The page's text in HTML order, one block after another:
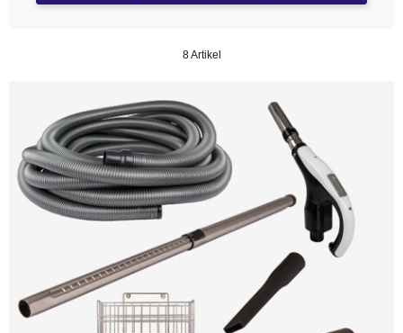
8 Artikel